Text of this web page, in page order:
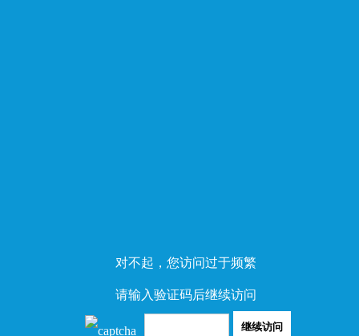
对不起，您访问过于频繁
请输入验证码后继续访问
继续访问